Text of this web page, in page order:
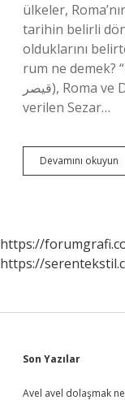
ülkeler,
tarihin belirli
olduklarını
rum ne demek?
قيصر), Roma ve Doğu Roma (Bizans) imparatorlarına
verilen Sezar…
Devamını okuyun
I
https://
https://
Sidebar
Son Yazılar
Avel avel dolaşmak